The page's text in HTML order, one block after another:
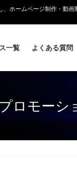
ホームページ制作・動
一覧 よくある質問
ロモーシ